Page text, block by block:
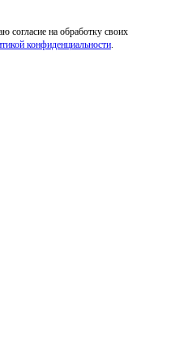
согласие на обработку своих
конфиденциальности